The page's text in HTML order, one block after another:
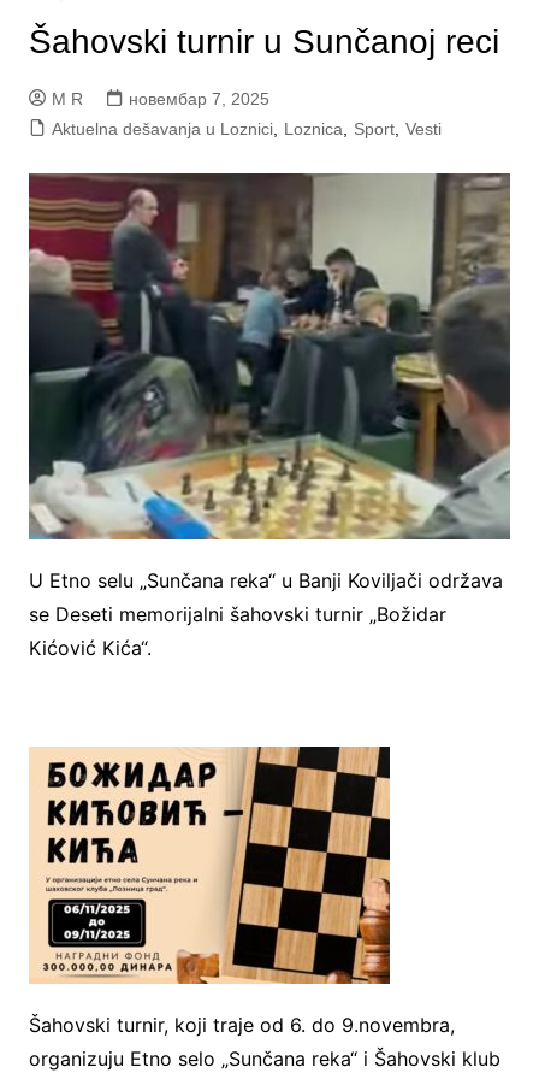
Šahovski turnir u Sunčanoj reci
M R
новембар 7, 2025
Aktuelna dešavanja u Loznici, Loznica, Sport, Vesti
U Etno selu „Sunčana reka“ u Banji Koviljači održava
se Deseti memorijalni šahovski turnir „Božidar
Kićović Kića“.
Šahovski turnir, koji traje od 6. do 9.novembra,
organizuju Etno selo „Sunčana reka“ i Šahovski klub